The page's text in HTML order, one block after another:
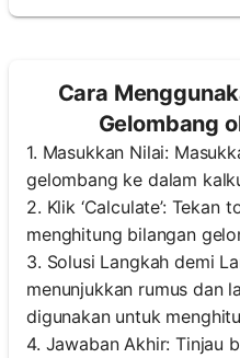
Cara
Gelombang
1. Masukkan Nilai:
gelombang ke dalam
2. Klik ‘Calculate’:
menghitung bilangan
3. Solusi Langkah demi
menunjukkan rumus dan
digunakan untuk
4. Jawaban Akhir: Tinjau